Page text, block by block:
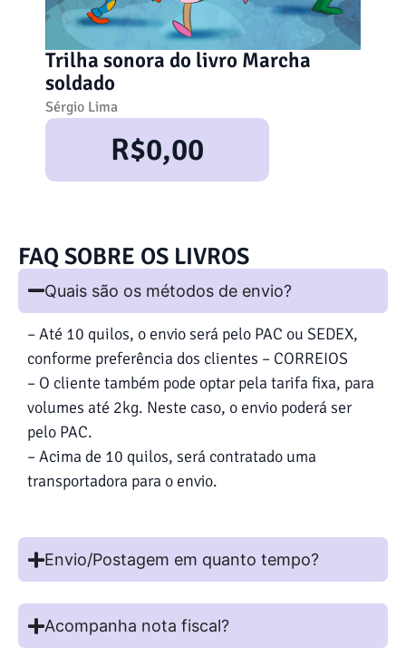
Trilha sonora do livro Marcha
soldado
Sérgio Lima
R$0,00
FAQ SOBRE OS LIVROS
Quais são os métodos de envio?
– Até 10 quilos, o envio será pelo PAC ou SEDEX,
conforme preferência dos clientes – CORREIOS
– O cliente também pode optar pela tarifa fixa, para
volumes até 2kg. Neste caso, o envio poderá ser
pelo PAC.
– Acima de 10 quilos, será contratado uma
transportadora para o envio.
Envio/Postagem em quanto tempo?
Acompanha nota fiscal?